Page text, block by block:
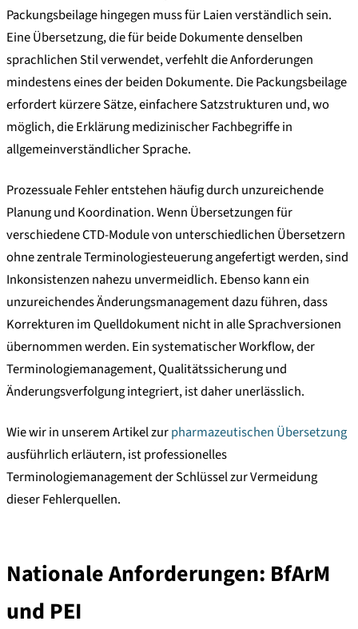
Packungsbeilage hingegen muss für Laien verständlich sein.
Eine Übersetzung, die für beide Dokumente denselben
sprachlichen Stil verwendet, verfehlt die Anforderungen
mindestens eines der beiden Dokumente. Die Packungsbeilage
erfordert kürzere Sätze, einfachere Satzstrukturen und, wo
möglich, die Erklärung medizinischer Fachbegriffe in
allgemeinverständlicher Sprache.
Prozessuale Fehler entstehen häufig durch unzureichende
Planung und Koordination. Wenn Übersetzungen für
verschiedene CTD-Module von unterschiedlichen Übersetzern
ohne zentrale Terminologiesteuerung angefertigt werden, sind
Inkonsistenzen nahezu unvermeidlich. Ebenso kann ein
unzureichendes Änderungsmanagement dazu führen, dass
Korrekturen im Quelldokument nicht in alle Sprachversionen
übernommen werden. Ein systematischer Workflow, der
Terminologiemanagement, Qualitätssicherung und
Änderungsverfolgung integriert, ist daher unerlässlich.
Wie wir in unserem Artikel zurpharmazeutischen Übersetzung
ausführlich erläutern, ist professionelles
Terminologiemanagement der Schlüssel zur Vermeidung
dieser Fehlerquellen.
Nationale Anforderungen: BfArM
und PEI